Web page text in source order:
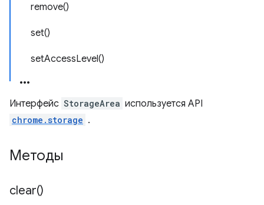
remove()
set()
setAccessLevel()
Интерфейс StorageArea используется API
chrome.storage .
Методы
clear()